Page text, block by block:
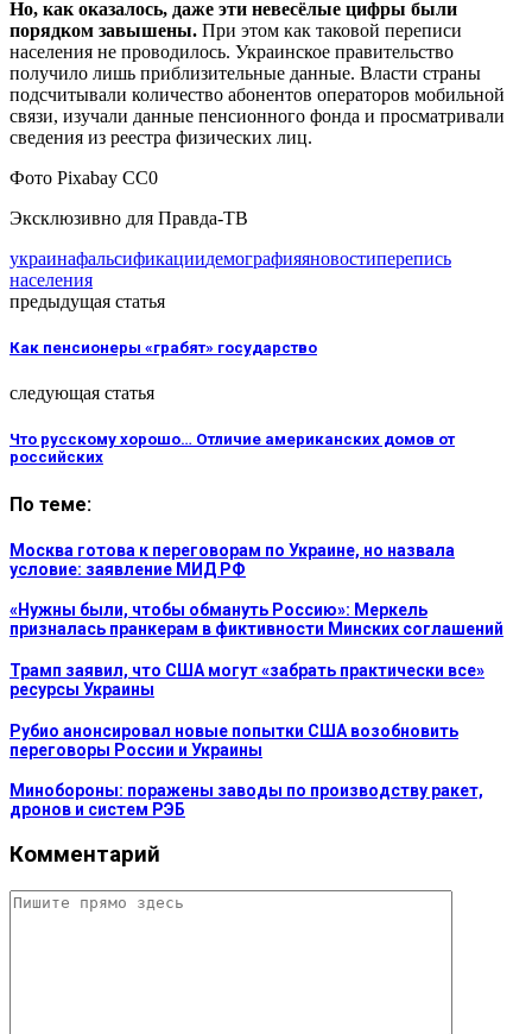
Но, как оказалось, даже эти невесёлые цифры были
порядком завышены. При этом как таковой переписи
населения не проводилось. Украинское правительство
получило лишь приблизительные данные. Власти страны
подсчитывали количество абонентов операторов мобильной
связи, изучали данные пенсионного фонда и просматривали
сведения из реестра физических лиц.
Фото Pixabay CC0
Эксклюзивно для Правда-ТВ
украинафальсификациидемографияяновостиперепись
населения
предыдущая статья
Как пенсионеры «грабят» государство
следующая статья
Что русскому хорошо… Отличие американских домов от
российских
По теме:
Москва готова к переговорам по Украине, но назвала
условие: заявление МИД РФ
«Нужны были, чтобы обмануть Россию»: Меркель
призналась пранкерам в фиктивности Минских соглашений
Трамп заявил, что США могут «забрать практически все»
ресурсы Украины
Рубио анонсировал новые попытки США возобновить
переговоры России и Украины
Минобороны: поражены заводы по производству ракет,
дронов и систем РЭБ
Комментарий